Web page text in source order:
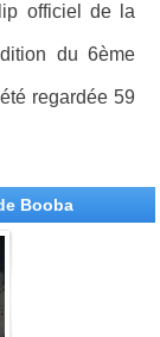
officiel de la
du 6ème
regardée 59
Booba